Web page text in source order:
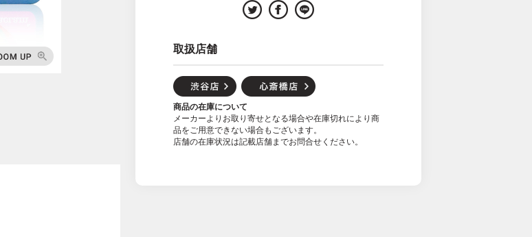
取扱店舗
商品の在庫について
メーカーよりお取り寄せとなる場合や在庫切れにより商
品をご用意できない場合もございます。
店舗の在庫状況は記載店舗までお問合せください。